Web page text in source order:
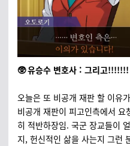
🥸 유승수 변호사 : 그리고!!!!!!!
오늘은 또 비공개 재판 할 이유
비공개 재판이 피고인측에서
히 적반하장임. 국군 장교들이
지, 헌신적인 삶을 사는지 그런